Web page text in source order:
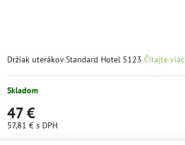
Držiak uterákov Standard Hotel 5123 Čítajte viac
Skladom
47 €
57,81 € s DPH